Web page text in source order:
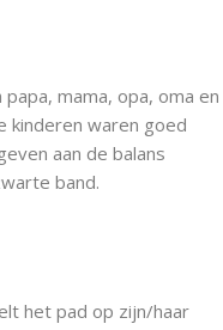
mama, opa, oma en
kinderen waren goed
aan de balans
band.
het pad op zijn/haar